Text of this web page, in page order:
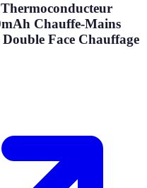
Chauffe-Mains
Face Chauffage